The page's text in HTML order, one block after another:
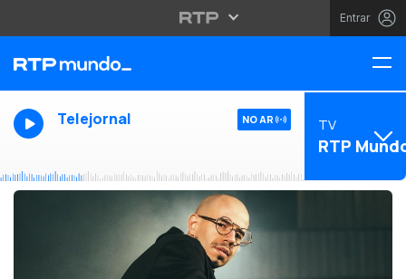
Entrar
Telejornal NO AR TV
RTP